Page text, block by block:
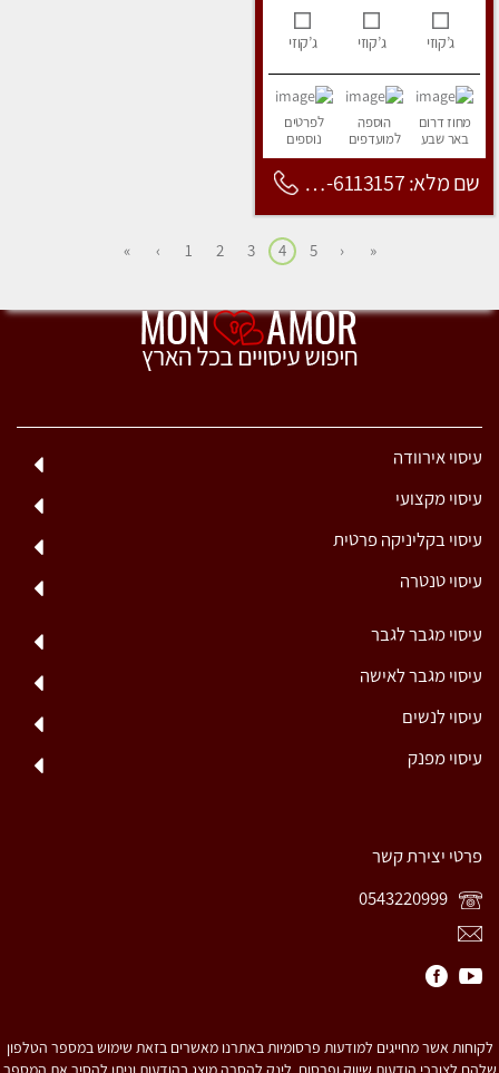
ג’קוזי ג’קוזי ג’קוזי
מחוז דרום
באר שבע
הוספה
למועדפים
לפרטים
נוספים
שם מלא: 053-6113157
«
‹
5
4
3
2
1
›
»
עיסוי אירוודה
עיסוי מקצועי
עיסוי בקליניקה פרטית
עיסוי טנטרה
עיסוי מגבר לגבר
עיסוי מגבר לאישה
עיסוי לנשים
עיסוי מפנק
פרטי יצירת קשר
לקוחות אשר מחייגים למודעות פרסומיות באתרנו מאשרים בזאת שימוש במספר הטלפון